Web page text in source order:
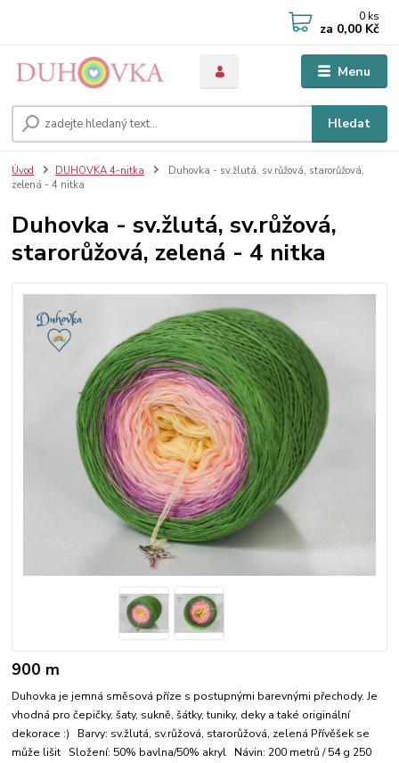
Menu
Hledat
0 ks
za 0,00 Kč
Úvod DUHOVKA 4-nitka
Duhovka - sv.žlutá, sv.růžová, starorůžová,
zelená - 4 nitka
Duhovka - sv.žlutá, sv.růžová,
starorůžová, zelená - 4 nitka
900 m
Duhovka je jemná směsová příze s postupnými barevnými přechody. Je
vhodná pro čepičky, šaty, sukně, šátky, tuniky, deky a také originální
dekorace :) Barvy: sv.žlutá, sv.růžová, starorůžová, zelená Přívěšek se
může lišit Složení: 50% bavlna/50% akryl Návin: 200 metrů / 54 g 250